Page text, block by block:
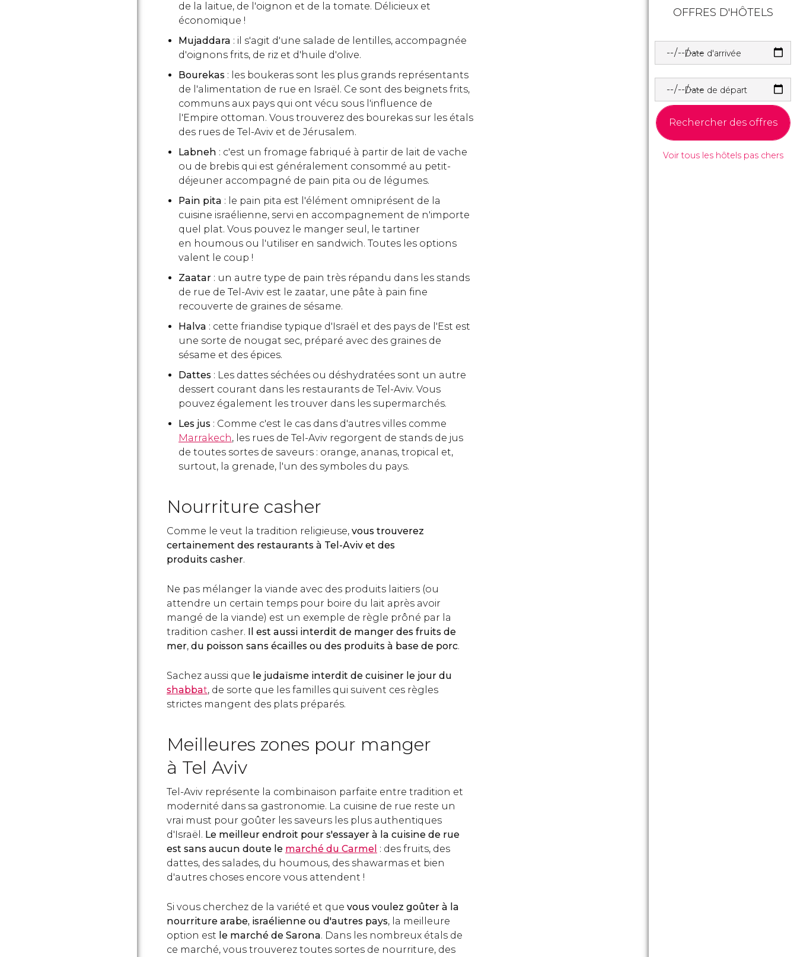
de la laitue, de l'oignon et de la tomate. Délicieux et
économique !
Mujaddara : il s'agit d'une salade de lentilles, accompagnée
d'oignons frits, de riz et d'huile d'olive.
Bourekas : les boukeras sont les plus grands représentants
de l'alimentation de rue en Israël. Ce sont des beignets frits,
communs aux pays qui ont vécu sous l'influence de
l'Empire ottoman. Vous trouverez des bourekas sur les étals
des rues de Tel-Aviv et de Jérusalem.
Labneh : c'est un fromage fabriqué à partir de lait de vache
ou de brebis qui est généralement consommé au petit-
déjeuner accompagné de pain pita ou de légumes.
Pain pita : le pain pita est l'élément omniprésent de la
cuisine israélienne, servi en accompagnement de n'importe
quel plat. Vous pouvez le manger seul, le tartiner
en houmous ou l'utiliser en sandwich. Toutes les options
valent le coup !
Zaatar : un autre type de pain très répandu dans les stands
de rue de Tel-Aviv est le zaatar, une pâte à pain fine
recouverte de graines de sésame.
Halva : cette friandise typique d'Israël et des pays de l'Est est
une sorte de nougat sec, préparé avec des graines de
sésame et des épices.
Dattes : Les dattes séchées ou déshydratées sont un autre
dessert courant dans les restaurants de Tel-Aviv. Vous
pouvez également les trouver dans les supermarchés.
Les jus : Comme c'est le cas dans d'autres villes comme
Marrakech, les rues de Tel-Aviv regorgent de stands de jus
de toutes sortes de saveurs : orange, ananas, tropical et,
surtout, la grenade, l'un des symboles du pays.
Nourriture casher
Comme le veut la tradition religieuse, vous trouverez
certainement des restaurants à Tel-Aviv et des
produits casher.
Ne pas mélanger la viande avec des produits laitiers (ou
attendre un certain temps pour boire du lait après avoir
mangé de la viande) est un exemple de règle prôné par la
tradition casher. Il est aussi interdit de manger des fruits de
mer, du poisson sans écailles ou des produits à base de porc.
Sachez aussi que le judaïsme interdit de cuisiner le jour du
shabbat, de sorte que les familles qui suivent ces règles
strictes mangent des plats préparés.
Meilleures zones pour manger
à Tel Aviv
Tel-Aviv représente la combinaison parfaite entre tradition et
modernité dans sa gastronomie. La cuisine de rue reste un
vrai must pour goûter les saveurs les plus authentiques
d'Israël. Le meilleur endroit pour s'essayer à la cuisine de rue
est sans aucun doute le marché du Carmel : des fruits, des
dattes, des salades, du houmous, des shawarmas et bien
d'autres choses encore vous attendent !
Si vous cherchez de la variété et que vous voulez goûter à la
nourriture arabe, israélienne ou d'autres pays, la meilleure
option est le marché de Sarona. Dans les nombreux étals de
ce marché, vous trouverez toutes sortes de nourriture, des
OFFRES D'HÔTELS
Date d'arrivée
Date de départ
Rechercher des offres
Voir tous les hôtels pas chers